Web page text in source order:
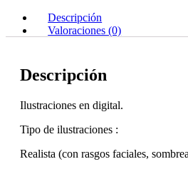
Descripción
Valoraciones (0)
Descripción
Ilustraciones en digital.
Tipo de ilustraciones :
Realista (con rasgos faciales,